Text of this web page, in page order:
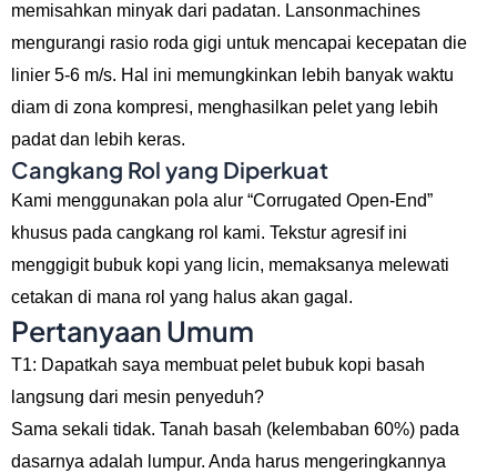
memisahkan minyak dari padatan. Lansonmachines
mengurangi rasio roda gigi untuk mencapai kecepatan die
linier 5-6 m/s. Hal ini memungkinkan lebih banyak waktu
diam di zona kompresi, menghasilkan pelet yang lebih
padat dan lebih keras.
Cangkang Rol yang Diperkuat
Kami menggunakan pola alur “Corrugated Open-End”
khusus pada cangkang rol kami. Tekstur agresif ini
menggigit bubuk kopi yang licin, memaksanya melewati
cetakan di mana rol yang halus akan gagal.
Pertanyaan Umum
T1: Dapatkah saya membuat pelet bubuk kopi basah
langsung dari mesin penyeduh?
Sama sekali tidak. Tanah basah (kelembaban 60%) pada
dasarnya adalah lumpur. Anda harus mengeringkannya